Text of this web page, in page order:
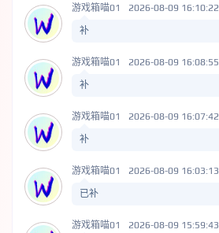
游戏箱喵01 2026-08-09 16:10:22
补
游戏箱喵01 2026-08-09 16:08:55
补
游戏箱喵01 2026-08-09 16:07:42
补
游戏箱喵01 2026-08-09 16:03:13
已补
游戏箱喵01 2026-08-09 15:59:43